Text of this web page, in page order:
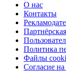
О нас
Контакты
Политика
Файлы
Согласие